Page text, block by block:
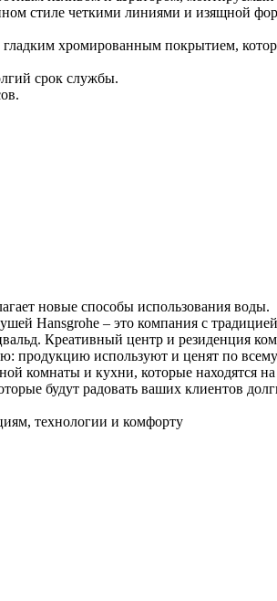
стиле четкими линиями и изящной
хромированным покрытием,
срок службы.
новые способы использования воды.
Hansgrohe – это компания с
Креативный центр и резиденция
продукцию используют и ценят по
комнаты и кухни, которые
будут радовать ваших клиентов
технологии и комфорту